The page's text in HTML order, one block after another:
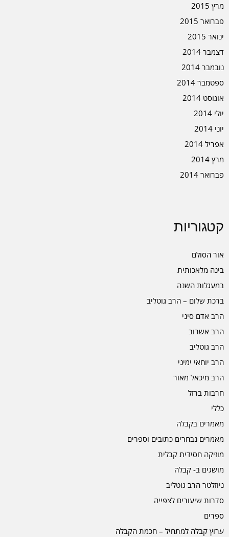
מרץ 2015
פברואר 2015
ינואר 2015
דצמבר 2014
נובמבר 2014
ספטמבר 2014
אוגוסט 2014
יולי 2014
יוני 2014
אפריל 2014
מרץ 2014
פברואר 2014
קטגוריות
אור הסולם
בינה מלאכותית
במעגלות השנה
ברכת שלום – הרב גוטליב
הרב אדם סיני
הרב אשרוב
הרב גוטליב
הרב יוחאי ימיני
הרב מיכאל מאור
חרבות ברזל
כללי
מאמרים בקבלה
מאמרים נבחרים כתובים וספרים
מוזיקה חסידית קבלית
מושגים ב- קבלה
ניוזלטר הרב גוטליב
סדרות שיעורים לצפייה
ספרים
ערוץ קבלה למתחיל – חכמת הקבלה